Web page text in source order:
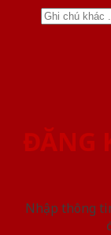
ĐĂNG
Nhập thông